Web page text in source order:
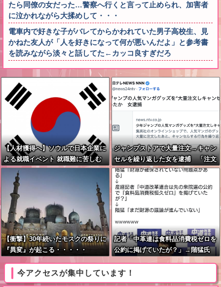
たら同僚の女だった…警察へ行くと言って止められ、加害者
に泣かれながら大揉めして・・・
電車内で好きな子がバレてからかわれていた男子高校生、見
かねた友人が「人を好きになって何が悪いんだよ」と参考書
を読みながら淡々と話してた←カッコ良すぎだろ
【人材獲得へ】ソウルで日本企業に
よる就職イベント 就職難に苦しむ
韓国の若者が日本に注目
ジャンプストアで大量注文→キャン
セルを繰り返した女を逮捕 「注文
で欲求が満たされた」総額43億円
【衝撃】30年続いたモスクの祭りに
『異変』が起こる・・・・・
記者「中革連は食料品消費税ゼロを
公約に掲げていたが？」→階猛氏
今アクセスが集中しています！